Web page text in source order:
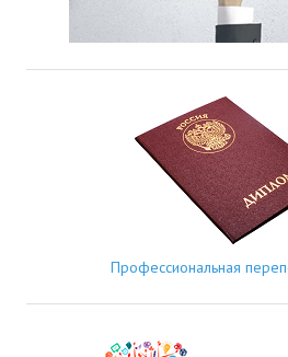
Профессиональная